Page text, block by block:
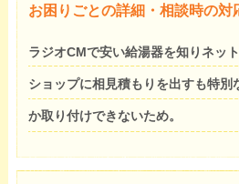
お困りごとの詳細・相談時の対
ラジオCMで安い給湯器を知りネッ
ショップに相見積もりを出すも特別
か取り付けできないため。